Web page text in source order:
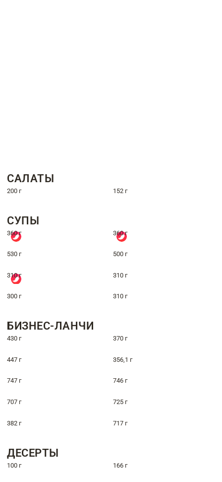
САЛАТЫ
200 г 152 г
СУПЫ
360 г 360 г
530 г 500 г
310 г 310 г
300 г 310 г
БИЗНЕС-ЛАНЧИ
430 г 370 г
447 г 356,1 г
747 г 746 г
707 г 725 г
382 г 717 г
ДЕСЕРТЫ
100 г 166 г